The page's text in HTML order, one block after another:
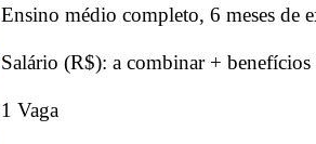
Ensino médio completo, 6 meses de
Salário (R$): a combinar + benefícios
1 Vaga